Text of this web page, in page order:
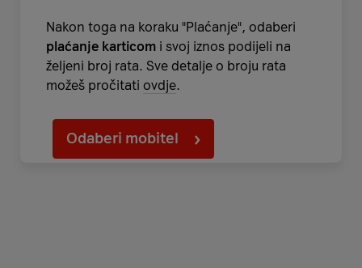
Nakon toga na koraku "Plaćanje", odaberi
plaćanje karticom i svoj iznos podijeli na
željeni broj rata. Sve detalje o broju rata
možeš pročitati ovdje.
Odaberi mobitel